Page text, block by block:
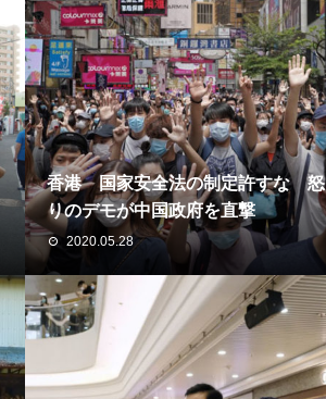
香港 国家安全法の制定許すな 怒
りのデモが中国政府を直撃
2020.05.28